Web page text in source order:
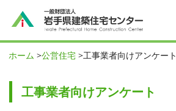
ホーム >公営住宅 >工事業者向けアンケート
工事業者向けアンケート